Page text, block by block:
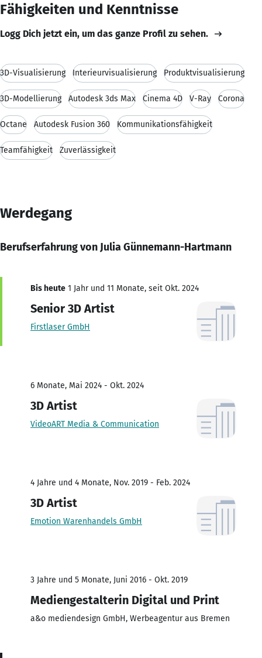
Fähigkeiten und Kenntnisse
Logg Dich jetzt ein, um das ganze Profil zu sehen.
3D-Visualisierung Interieurvisualisierung Produktvisualisierung
3D-Modellierung Autodesk 3ds Max Cinema 4D V-Ray Corona
Octane Autodesk Fusion 360 Kommunikationsfähigkeit
Teamfähigkeit Zuverlässigkeit
Werdegang
Berufserfahrung von Julia Günnemann-Hartmann
Bis heute 1 Jahr und 11 Monate, seit Okt. 2024
Senior 3D Artist
Firstlaser GmbH
6 Monate, Mai 2024 - Okt. 2024
3D Artist
VideoART Media & Communication
4 Jahre und 4 Monate, Nov. 2019 - Feb. 2024
3D Artist
Emotion Warenhandels GmbH
3 Jahre und 5 Monate, Juni 2016 - Okt. 2019
Mediengestalterin Digital und Print
a&o mediendesign GmbH, Werbeagentur aus Bremen